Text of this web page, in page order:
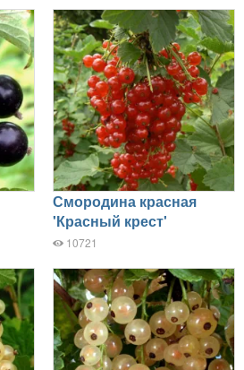
Смородина красная
'Красный крест'
10721